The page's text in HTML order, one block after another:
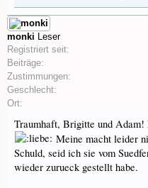
monki Leser
Registriert seit:
Beiträge:
Zustimmungen:
Geschlecht:
Ort:
Traumhaft, Brigitte und Adam!
Meine macht leider
Schuld, seid ich sie vom
wieder zurueck gestellt habe.